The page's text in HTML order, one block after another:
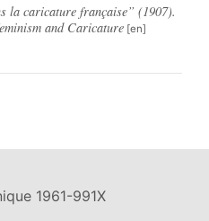
la caricature française” (1907).
and Caricature
1961-991X